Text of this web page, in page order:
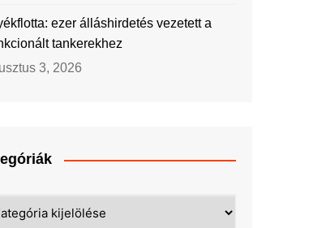
ezer álláshirdetés vezetett a
tankerekhez
3, 2026